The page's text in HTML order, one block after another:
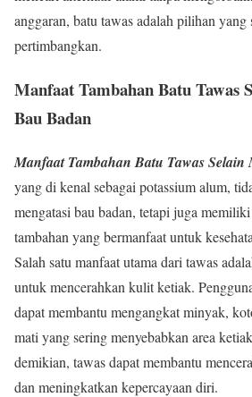
anggaran, batu tawas adalah pilihan
pertimbangkan.
Manfaat Tambahan Batu Tawas
Bau Badan
Manfaat Tambahan Batu Tawas Selain
yang di kenal sebagai potassium alum,
mengatasi bau badan, tetapi juga
tambahan yang bermanfaat untuk
Salah satu manfaat utama dari tawas
untuk mencerahkan kulit ketiak.
dapat membantu mengangkat minyak,
mati yang sering menyebabkan area
demikian, tawas dapat membantu
dan meningkatkan kepercayaan diri.